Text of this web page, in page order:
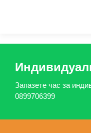
Запазете час за
0899706399